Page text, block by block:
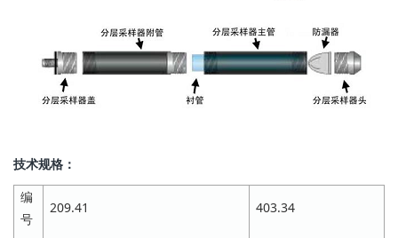
技术规格：
编
号
209.41 403.34